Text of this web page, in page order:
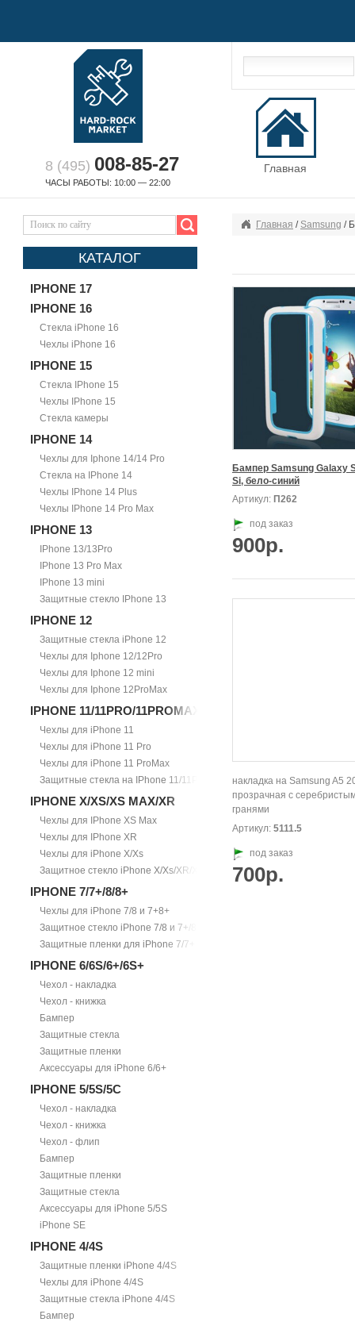
8 (495) 008-85-27
ЧАСЫ РАБОТЫ: 10:00 — 22:00
Главная
КАТАЛОГ
IPHONE 17
IPHONE 16
Стекла iPhone 16
Чехлы iPhone 16
IPHONE 15
Стекла IPhone 15
Чехлы IPhone 15
Стекла камеры
IPHONE 14
Чехлы для Iphone 14/14 Pro
Стекла на IPhone 14
Чехлы IPhone 14 Plus
Чехлы IPhone 14 Pro Max
IPHONE 13
IPhone 13/13Pro
IPhone 13 Pro Max
IPhone 13 mini
Защитные стекло IPhone 13
IPHONE 12
Защитные стекла iPhone 12
Чехлы для Iphone 12/12Pro
Чехлы для Iphone 12 mini
Чехлы для Iphone 12ProMax
IPHONE 11/11PRO/11PROMAX
Чехлы для iPhone 11
Чехлы для iPhone 11 Pro
Чехлы для iPhone 11 ProMax
Защитные стекла на IPhone 11/11Pro/11ProMax
IPHONE X/XS/XS MAX/XR
Чехлы для IPhone XS Max
Чехлы для IPhone XR
Чехлы для iPhone X/Xs
Защитное стекло iPhone X/Xs/XR/Xs Max
IPHONE 7/7+/8/8+
Чехлы для iPhone 7/8 и 7+8+
Защитное стекло iPhone 7/8 и 7+/8+
Защитные пленки для iPhone 7/7+
IPHONE 6/6S/6+/6S+
Чехол - накладка
Чехол - книжка
Бампер
Защитные стекла
Защитные пленки
Аксессуары для iPhone 6/6+
IPHONE 5/5S/5С
Чехол - накладка
Чехол - книжка
Чехол - флип
Бампер
Защитные пленки
Защитные стекла
Аксессуары для iPhone 5/5S
iPhone SE
IPHONE 4/4S
Защитные пленки iPhone 4/4S
Чехлы для iPhone 4/4S
Защитные стекла iPhone 4/4S
Бампер
Главная / Samsung /
Бампер Samsung Galaxy
Si, бело-синий
Артикул: П262
под заказ
900р.
накладка на Samsung A5
прозрачная с
гранями
Артикул: 5111.5
под заказ
700р.